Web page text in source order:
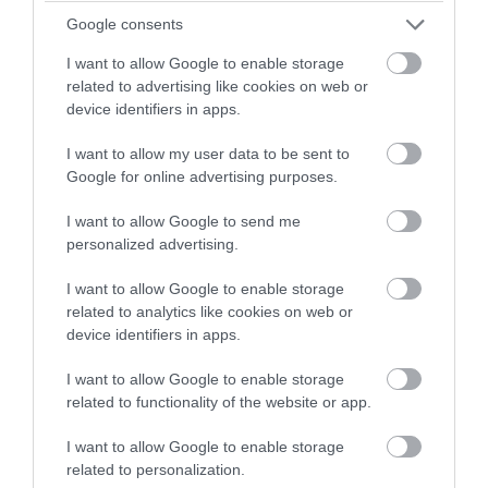
Google consents
I want to allow Google to enable storage
related to advertising like cookies on web or
device identifiers in apps.
I want to allow my user data to be sent to
Google for online advertising purposes.
I want to allow Google to send me
personalized advertising.
I want to allow Google to enable storage
related to analytics like cookies on web or
device identifiers in apps.
I want to allow Google to enable storage
related to functionality of the website or app.
I want to allow Google to enable storage
related to personalization.
pic.twitter.com/Cn2RbtIWyq
— Rapid Response 47
(@RapidResponse47)
Στο επίκεντρο εμπόριο, τεχνολογία
και Ιράν
Η σημερινή ημέρα περιλαμβάνει διμερή
συνάντηση των δύο ηγετών, πολιτιστική
επίσκεψη στον Ναό του Ουρανού και
επίσημο κρατικό δείπνο.
Ο Τραμπ και ο Σι αναμένεται να
συζητήσουν κρίσιμα ζητήματα όπως οι
εμπορικές σχέσεις ΗΠΑ – Κίνας, οι
περιορισμοί στην τεχνολογία και η κρίση